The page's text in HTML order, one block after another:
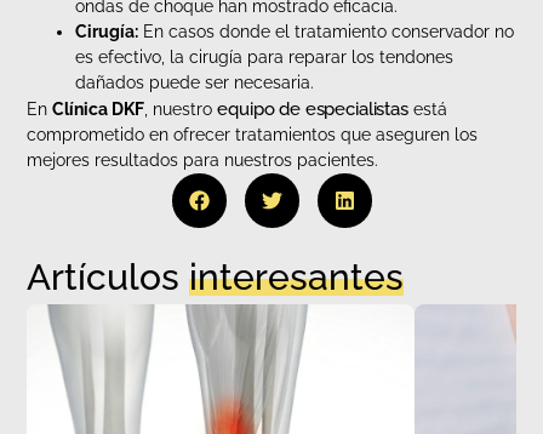
ondas de choque han mostrado eficacia.
Cirugía: En casos donde el tratamiento conservador no
es efectivo, la cirugía para reparar los tendones
dañados puede ser necesaria.
EnClínica DKF , nuestroequipo de especialistasestá
comprometido en ofrecer tratamientos que aseguren los
mejores resultados para nuestros pacientes.
Artículosinteresantes